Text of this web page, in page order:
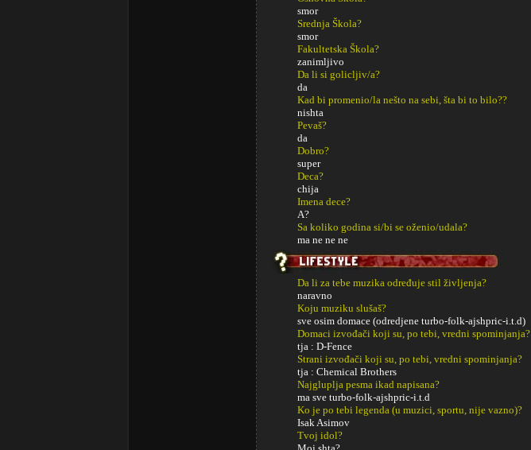
smor
Srednja Škola?
smor
Fakultetska Škola?
zanimljivo
Da li si golicljiv/a?
da
Kad bi promenio/la nešto na sebi, šta bi to bilo??
nishta
Pevaš?
da
Dobro?
super
Deca?
chija
Imena dece?
A?
Sa koliko godina si/bi se oženio/udala?
ma ne ne ne
Da li za tebe muzika određuje stil življenja?
naravno
Koju muziku slušaš?
sve osim domace (odredjene turbo-folk-ajshpric-i.t.d)
Domaci izvođači koji su, po tebi, vredni spominjanja?
tja : D-Fence
Strani izvođači koji su, po tebi, vredni spominjanja?
tja : Chemical Brothers
Najgluplja pesma ikad napisana?
ma sve turbo-folk-ajshpric-i.t.d
Ko je po tebi legenda (u muzici, sportu, nije vazno)?
Isak Asimov
Tvoj idol?